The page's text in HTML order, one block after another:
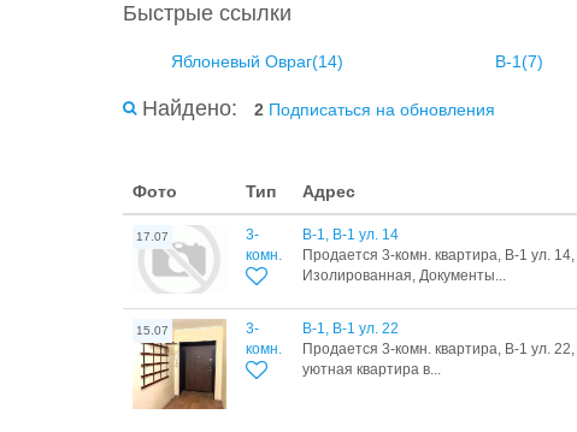
Быстрые ссылки
Яблоневый Овраг(14) В-1(7)
Найдено: 2 Подписаться на обновления
Фото Тип Адрес
17.07
3-
комн.
В-1, В-1 ул. 14
Продается 3-комн. квартира, В-1 ул.
Изолированная, Документы...
15.07
3-
комн.
В-1, В-1 ул. 22
Продается 3-комн. квартира, В-1 ул.
уютная квартира в...